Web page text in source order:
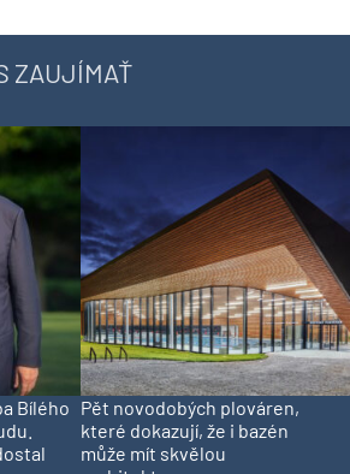
ZAUJÍMAŤ
Bílého Pět novodobých plováren,
které dokazují, že i bazén
může mít skvělou